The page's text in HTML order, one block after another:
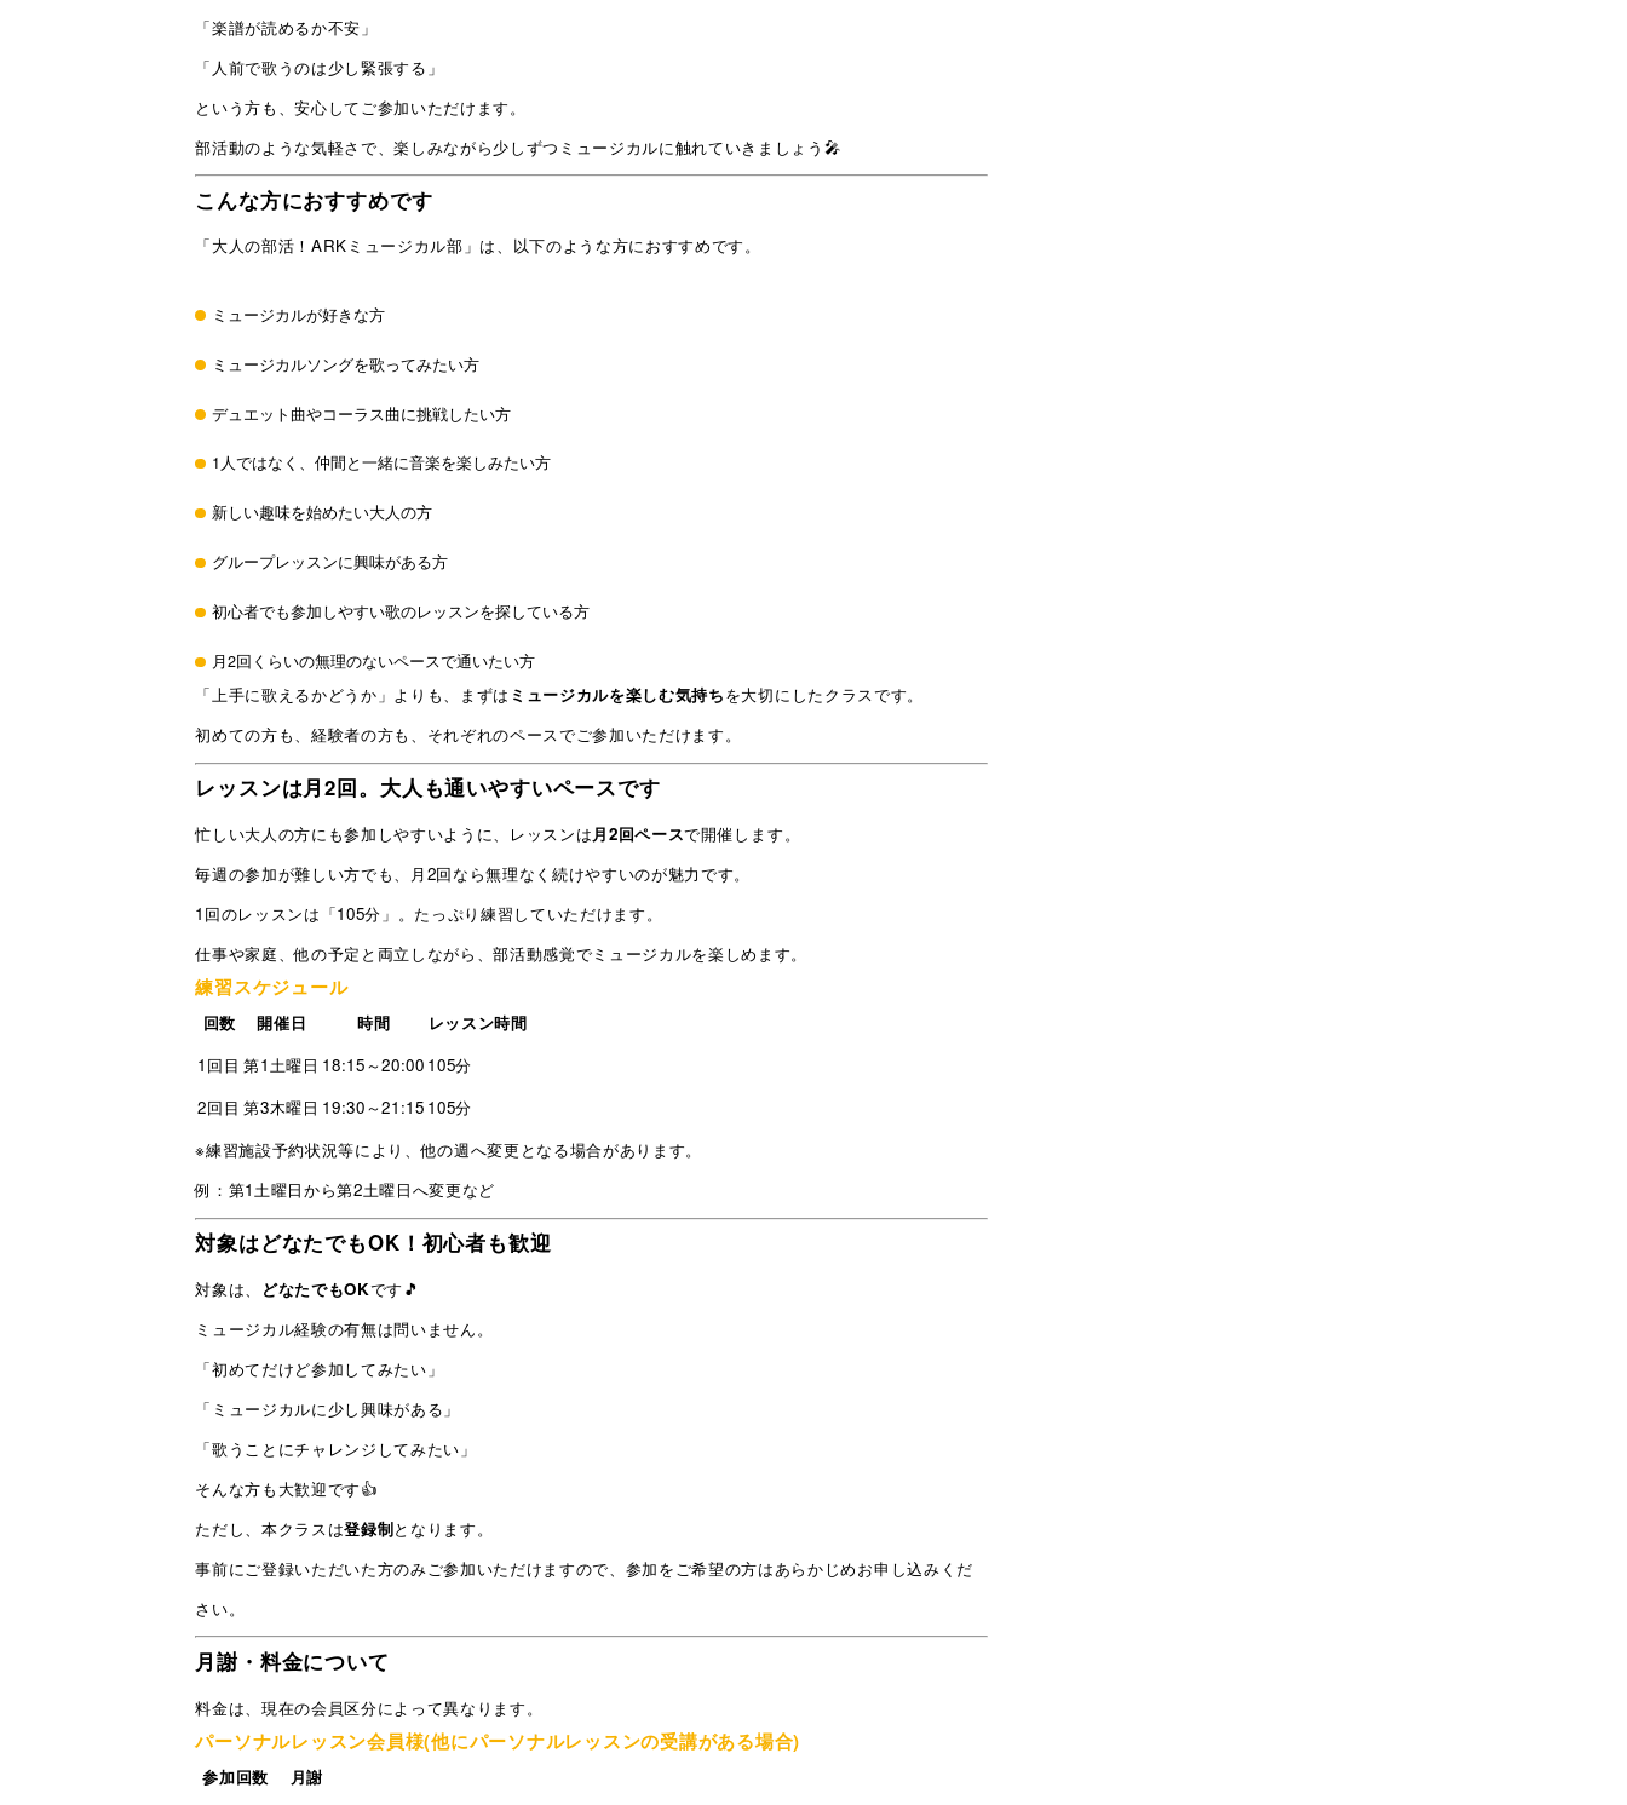
「楽譜が読めるか不安」
「人前で歌うのは少し緊張する」
という方も、安心してご参加いただけます。
部活動のような気軽さで、楽しみながら少しずつミュージカルに触れていきましょう🎤
こんな方におすすめです
「大人の部活！ARKミュージカル部」は、以下のような方におすすめです。
ミュージカルが好きな方
ミュージカルソングを歌ってみたい方
デュエット曲やコーラス曲に挑戦したい方
1人ではなく、仲間と一緒に音楽を楽しみたい方
新しい趣味を始めたい大人の方
グループレッスンに興味がある方
初心者でも参加しやすい歌のレッスンを探している方
月2回くらいの無理のないペースで通いたい方
「上手に歌えるかどうか」よりも、まずは ミュージカルを楽しむ気持ちを大切にしたクラスです。
初めての方も、経験者の方も、それぞれのペースでご参加いただけます。
レッスンは月2回。大人も通いやすいペースです
忙しい大人の方にも参加しやすいように、レッスンは月2回ペースで開催します。
毎週の参加が難しい方でも、月2回なら無理なく続けやすいのが魅力です。
1回のレッスンは「105分」。たっぷり練習していただけます。
仕事や家庭、他の予定と両立しながら、部活動感覚でミュージカルを楽しめます。
練習スケジュール
回数 開催日 時間
レッスン時間
1回目 第1土曜日 18:15～20:00 105分
2回目 第3木曜日 19:30～21:15 105分
※練習施設予約状況等により、他の週へ変更となる場合があります。
例：第1土曜日から第2土曜日へ変更など
対象はどなたでもOK！初心者も歓迎
対象は、 どなたでもOKです🎵
ミュージカル経験の有無は問いません。
「初めてだけど参加してみたい」
「ミュージカルに少し興味がある」
「歌うことにチャレンジしてみたい」
そんな方も大歓迎です👍
ただし、本クラスは登録制となります。
事前にご登録いただいた方のみご参加いただけますので、参加をご希望の方はあらかじめお申し込みくだ
さい。
月謝・料金について
料金は、現在の会員区分によって異なります。
パーソナルレッスン会員様(他にパーソナルレッスンの受講がある場合)
参加回数
月謝